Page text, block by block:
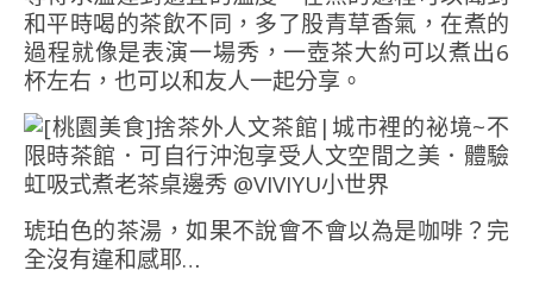
和平時喝的茶飲不同，多了股青草香氣，在煮的
過程就像是表演一場秀，一壺茶大約可以煮出6
杯左右，也可以和友人一起分享。
琥珀色的茶湯，如果不說會不會以為是咖啡？完
全沒有違和感耶…